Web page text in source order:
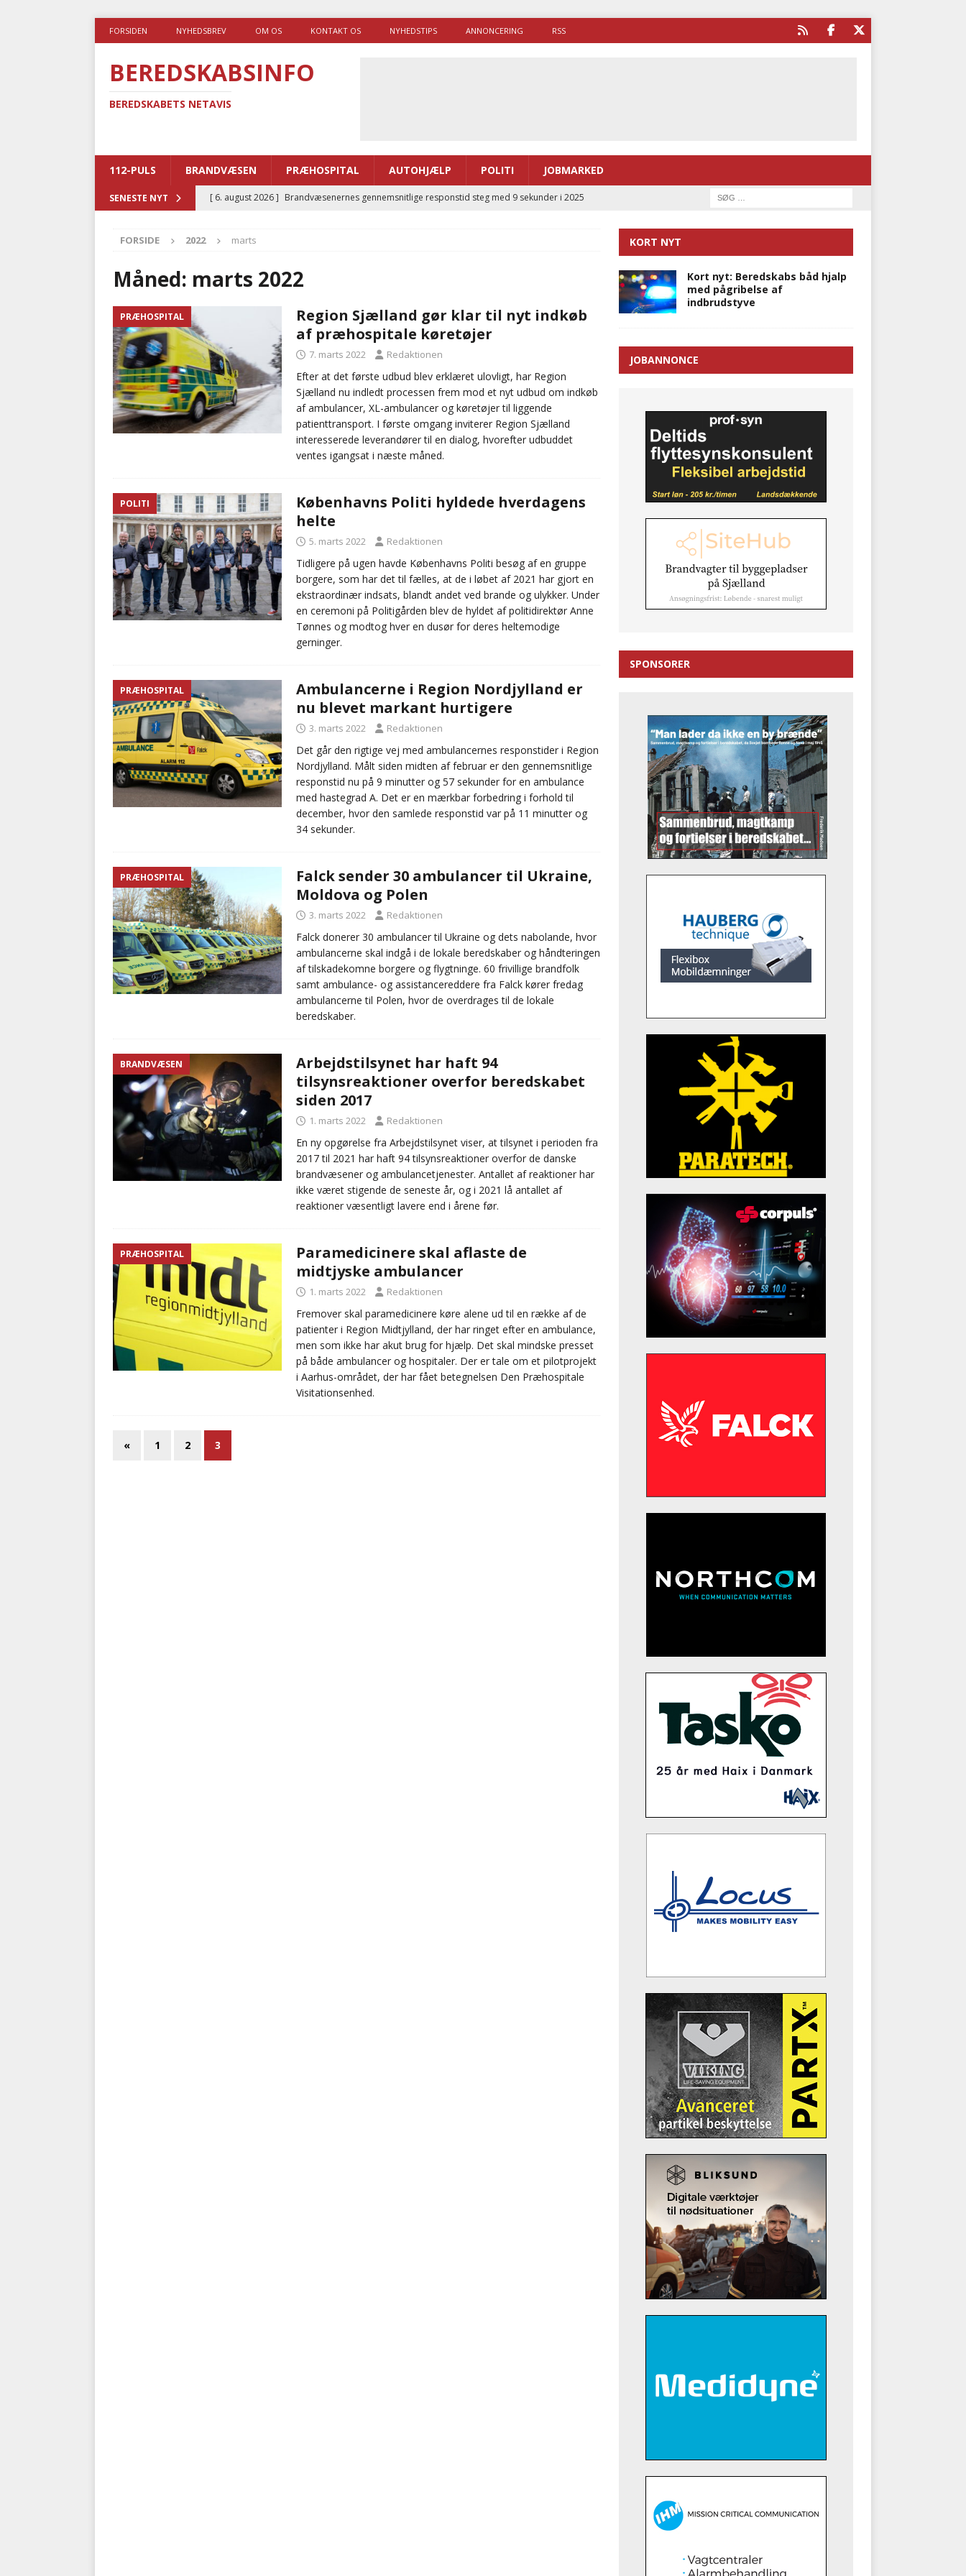
FORSIDEN NYHEDSBREV OM OS KONTAKT OS NYHEDSTIPS ANNONCERING RSS
BEREDSKABSINFO
BEREDSKABETS NETAVIS
112-PULS BRANDVÆSEN PRÆHOSPITAL AUTOHJÆLP POLITI JOBMARKED
SENESTE NYT [ 6. august 2026 ] Brandvæsenernes gennemsnitlige responstid steg med 9 sekunder i 2025
[ 5. august 2026 ]
i det offentlige
PRÆHOSPITAL
Brandvæsenerne brugte lidt længere tid på at komme af sted i 2025
BRANDVÆSEN
[ 7. august 2026 ]
nødsporet
AUTOHJÆLP
FORSIDE 2022 marts
Måned: marts 2022
PRÆHOSPITAL
Region Sjælland gør klar til nyt indkøb
af præhospitale køretøjer
7. marts 2022 Redaktionen
Efter at det første udbud blev erklæret ulovligt, har Region
Sjælland nu indledt processen frem mod et nyt udbud om indkøb
af ambulancer, XL-ambulancer og køretøjer til liggende
patienttransport. I første omgang inviterer Region Sjælland
interesserede leverandører til en dialog, hvorefter udbuddet
ventes igangsat i næste måned.
POLITI
Københavns Politi hyldede hverdagens
helte
5. marts 2022 Redaktionen
Tidligere på ugen havde Københavns Politi besøg af en gruppe
borgere, som har det til fælles, at de i løbet af 2021 har gjort en
ekstraordinær indsats, blandt andet ved brande og ulykker. Under
en ceremoni på Politigården blev de hyldet af politidirektør Anne
Tønnes og modtog hver en dusør for deres heltemodige
gerninger.
PRÆHOSPITAL
Ambulancerne i Region Nordjylland er
nu blevet markant hurtigere
3. marts 2022 Redaktionen
Det går den rigtige vej med ambulancernes responstider i Region
Nordjylland. Målt siden midten af februar er den gennemsnitlige
responstid nu på 9 minutter og 57 sekunder for en ambulance
med hastegrad A. Det er en mærkbar forbedring i forhold til
december, hvor den samlede responstid var på 11 minutter og
34 sekunder.
PRÆHOSPITAL
Falck sender 30 ambulancer til Ukraine,
Moldova og Polen
3. marts 2022 Redaktionen
Falck donerer 30 ambulancer til Ukraine og dets nabolande, hvor
ambulancerne skal indgå i de lokale beredskaber og håndteringen
af tilskadekomne borgere og flygtninge. 60 frivillige brandfolk
samt ambulance- og assistancereddere fra Falck kører fredag
ambulancerne til Polen, hvor de overdrages til de lokale
beredskaber.
BRANDVÆSEN
Arbejdstilsynet har haft 94
tilsynsreaktioner overfor beredskabet
siden 2017
1. marts 2022 Redaktionen
En ny opgørelse fra Arbejdstilsynet viser, at tilsynet i perioden fra
2017 til 2021 har haft 94 tilsynsreaktioner overfor de danske
brandvæsener og ambulancetjenester. Antallet af reaktioner har
ikke været stigende de seneste år, og i 2021 lå antallet af
reaktioner væsentligt lavere end i årene før.
PRÆHOSPITAL
Paramedicinere skal aflaste de
midtjyske ambulancer
1. marts 2022 Redaktionen
Fremover skal paramedicinere køre alene ud til en række af de
patienter i Region Midtjylland, der har ringet efter en ambulance,
men som ikke har akut brug for hjælp. Det skal mindske presset
på både ambulancer og hospitaler. Der er tale om et pilotprojekt
i Aarhus-området, der har fået betegnelsen Den Præhospitale
Visitationsenhed.
« 1 2 3
KORT NYT
Kort nyt: Beredskabs båd hjalp
med pågribelse af
indbrudstyve
JOBANNONCE
SPONSORER